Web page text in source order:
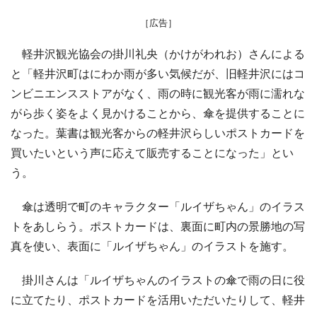
［広告］
軽井沢観光協会の掛川礼央（かけがわれお）さんによる
と「軽井沢町はにわか雨が多い気候だが、旧軽井沢にはコ
ンビニエンスストアがなく、雨の時に観光客が雨に濡れな
がら歩く姿をよく見かけることから、傘を提供することに
なった。葉書は観光客からの軽井沢らしいポストカードを
買いたいという声に応えて販売することになった」とい
う。
傘は透明で町のキャラクター「ルイザちゃん」のイラス
トをあしらう。ポストカードは、裏面に町内の景勝地の写
真を使い、表面に「ルイザちゃん」のイラストを施す。
掛川さんは「ルイザちゃんのイラストの傘で雨の日に役
に立てたり、ポストカードを活用いただいたりして、軽井